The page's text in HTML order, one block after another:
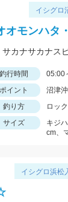
イシグロ
オモンハタ
釣行時間
05:00
ポイント
沼津沖
釣り方
ロッ
サイズ
キジ
cm、
イシグロ浜松